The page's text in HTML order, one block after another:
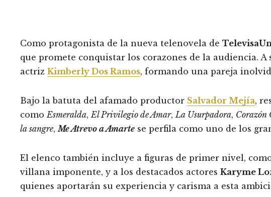
Como protagonista de la nueva telenovela de
que promete conquistar los corazones de la audiencia. A
actriz Kimberly Dos Ramos, formando una pareja
Bajo la batuta del afamado productor Salvador Mejía,
como Esmeralda, El Privilegio de Amar, La Usurpadora, Corazón
la sangre, Me Atrevo a Amarte se perfila como uno de los
El elenco también incluye a figuras de primer nivel,
villana imponente, y a los destacados actores Karyme
quienes aportarán su experiencia y carisma a esta